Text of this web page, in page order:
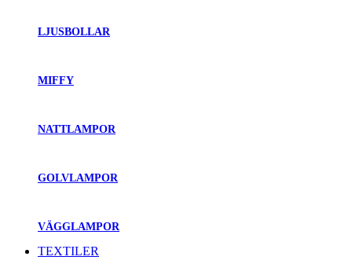
LJUSBOLLAR
MIFFY
NATTLAMPOR
GOLVLAMPOR
VÄGGLAMPOR
TEXTILER